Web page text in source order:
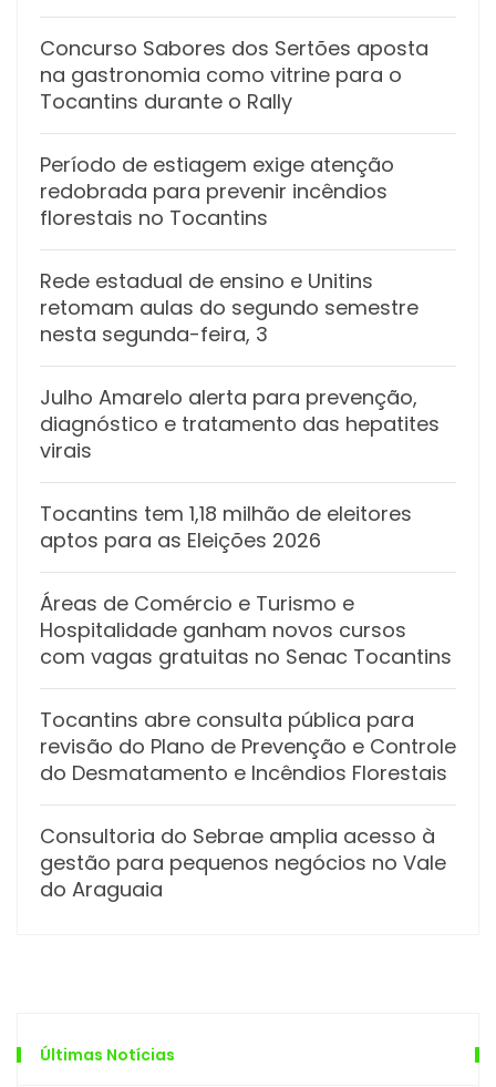
Concurso Sabores dos Sertões aposta
na gastronomia como vitrine para o
Tocantins durante o Rally
Período de estiagem exige atenção
redobrada para prevenir incêndios
florestais no Tocantins
Rede estadual de ensino e Unitins
retomam aulas do segundo semestre
nesta segunda-feira, 3
Julho Amarelo alerta para prevenção,
diagnóstico e tratamento das hepatites
virais
Tocantins tem 1,18 milhão de eleitores
aptos para as Eleições 2026
Áreas de Comércio e Turismo e
Hospitalidade ganham novos cursos
com vagas gratuitas no Senac Tocantins
Tocantins abre consulta pública para
revisão do Plano de Prevenção e Controle
do Desmatamento e Incêndios Florestais
Consultoria do Sebrae amplia acesso à
gestão para pequenos negócios no Vale
do Araguaia
Últimas Notícias